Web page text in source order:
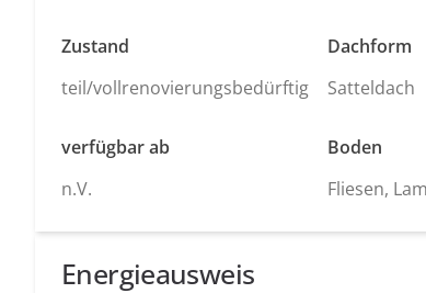
Zustand
teil/vollrenovierungsbedürftig
Dachform
Satteldach
verfügbar ab
n.V.
Boden
Fliesen,
Energieausweis